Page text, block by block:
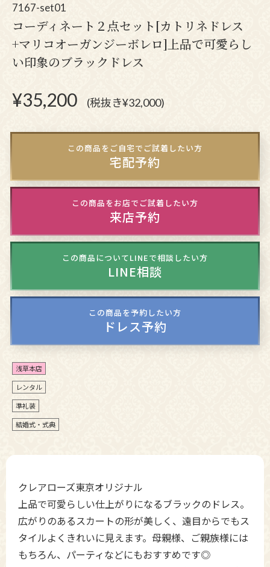
7167-set01
コーディネート２点セット[カトリネドレス
+マリコオーガンジーボレロ]上品で可愛らし
い印象のブラックドレス
¥35,200 (税抜き¥32,000)
この商品をご自宅でご試着したい方
宅配予約
この商品をお店でご試着したい方
来店予約
この商品についてLINEで相談したい方
LINE相談
この商品を予約したい方
ドレス予約
浅草本店
レンタル
準礼装
結婚式・式典
クレアローズ東京オリジナル
上品で可愛らしい仕上がりになるブラックのドレス。
広がりのあるスカートの形が美しく、遠目からでもス
タイルよくきれいに見えます。母親様、ご親族様には
もちろん、パーティなどにもおすすめです◎